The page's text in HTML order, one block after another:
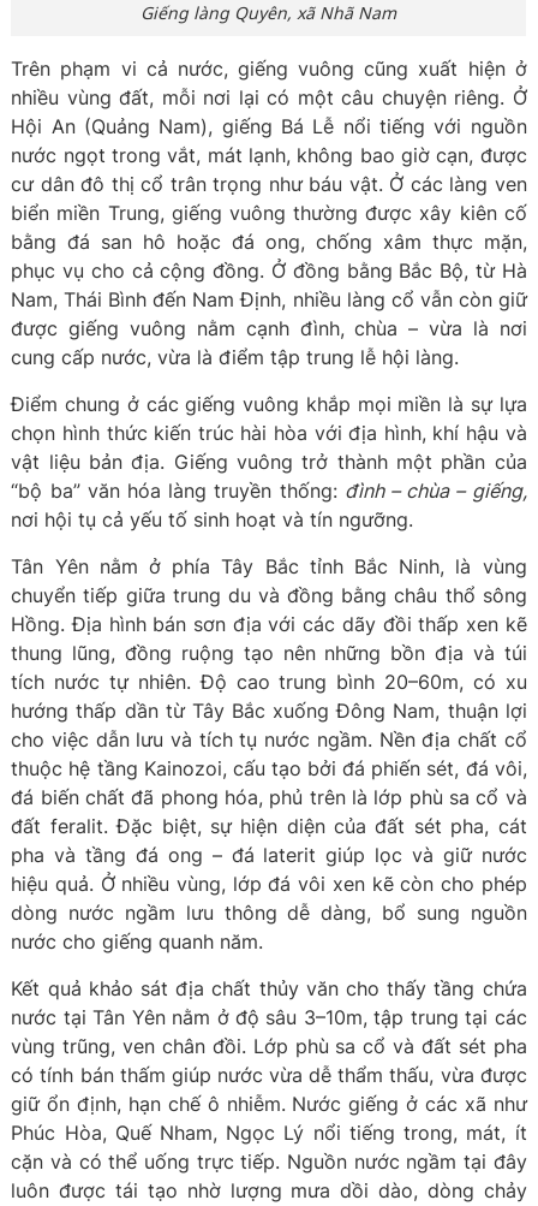
Giếng làng Quyên, xã Nhã Nam
Trên phạm vi cả nước, giếng vuông cũng xuất hiện ở
nhiều vùng đất, mỗi nơi lại có một câu chuyện riêng. Ở
Hội An (Quảng Nam), giếng Bá Lễ nổi tiếng với nguồn
nước ngọt trong vắt, mát lạnh, không bao giờ cạn, được
cư dân đô thị cổ trân trọng như báu vật. Ở các làng ven
biển miền Trung, giếng vuông thường được xây kiên cố
bằng đá san hô hoặc đá ong, chống xâm thực mặn,
phục vụ cho cả cộng đồng. Ở đồng bằng Bắc Bộ, từ Hà
Nam, Thái Bình đến Nam Định, nhiều làng cổ vẫn còn giữ
được giếng vuông nằm cạnh đình, chùa – vừa là nơi
cung cấp nước, vừa là điểm tập trung lễ hội làng.
Điểm chung ở các giếng vuông khắp mọi miền là sự lựa
chọn hình thức kiến trúc hài hòa với địa hình, khí hậu và
vật liệu bản địa. Giếng vuông trở thành một phần của
“bộ ba” văn hóa làng truyền thống: đình – chùa – giếng,
nơi hội tụ cả yếu tố sinh hoạt và tín ngưỡng.
Tân Yên nằm ở phía Tây Bắc tỉnh Bắc Ninh, là vùng
chuyển tiếp giữa trung du và đồng bằng châu thổ sông
Hồng. Địa hình bán sơn địa với các dãy đồi thấp xen kẽ
thung lũng, đồng ruộng tạo nên những bồn địa và túi
tích nước tự nhiên. Độ cao trung bình 20–60m, có xu
hướng thấp dần từ Tây Bắc xuống Đông Nam, thuận lợi
cho việc dẫn lưu và tích tụ nước ngầm. Nền địa chất cổ
thuộc hệ tầng Kainozoi, cấu tạo bởi đá phiến sét, đá vôi,
đá biến chất đã phong hóa, phủ trên là lớp phù sa cổ và
đất feralit. Đặc biệt, sự hiện diện của đất sét pha, cát
pha và tầng đá ong – đá laterit giúp lọc và giữ nước
hiệu quả. Ở nhiều vùng, lớp đá vôi xen kẽ còn cho phép
dòng nước ngầm lưu thông dễ dàng, bổ sung nguồn
nước cho giếng quanh năm.
Kết quả khảo sát địa chất thủy văn cho thấy tầng chứa
nước tại Tân Yên nằm ở độ sâu 3–10m, tập trung tại các
vùng trũng, ven chân đồi. Lớp phù sa cổ và đất sét pha
có tính bán thấm giúp nước vừa dễ thẩm thấu, vừa được
giữ ổn định, hạn chế ô nhiễm. Nước giếng ở các xã như
Phúc Hòa, Quế Nham, Ngọc Lý nổi tiếng trong, mát, ít
cặn và có thể uống trực tiếp. Nguồn nước ngầm tại đây
luôn được tái tạo nhờ lượng mưa dồi dào, dòng chảy